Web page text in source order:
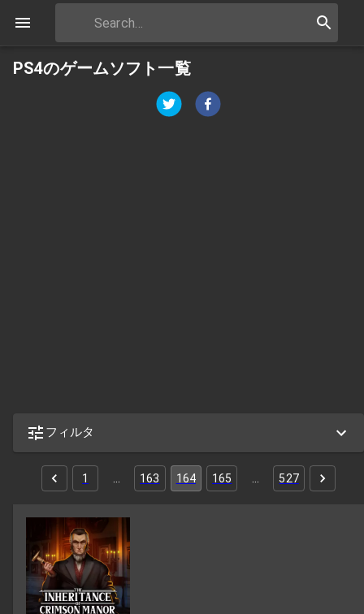
PS4のゲームソフト一覧
フィルタ
1 163 164 165 527